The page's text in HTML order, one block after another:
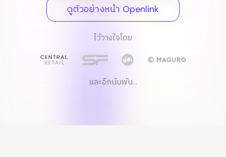
ดูตัวอย่างหน้า Openlink
ไว้วางใจโดย
และอีกนับพัน...